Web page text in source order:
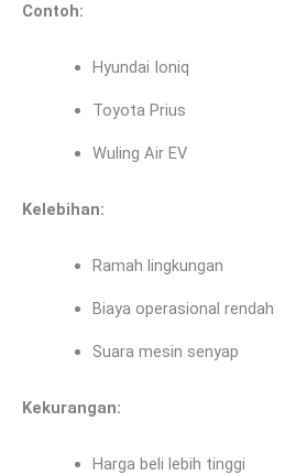
Contoh:
Hyundai Ioniq
Toyota Prius
Wuling Air EV
Kelebihan:
Ramah lingkungan
Biaya operasional rendah
Suara mesin senyap
Kekurangan:
Harga beli lebih tinggi